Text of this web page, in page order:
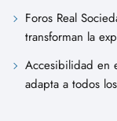
Foros Real
transforman la
Accesibilidad en
adapta a todos